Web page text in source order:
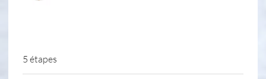
5 étapes